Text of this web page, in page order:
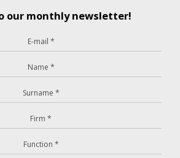
our monthly newsletter!